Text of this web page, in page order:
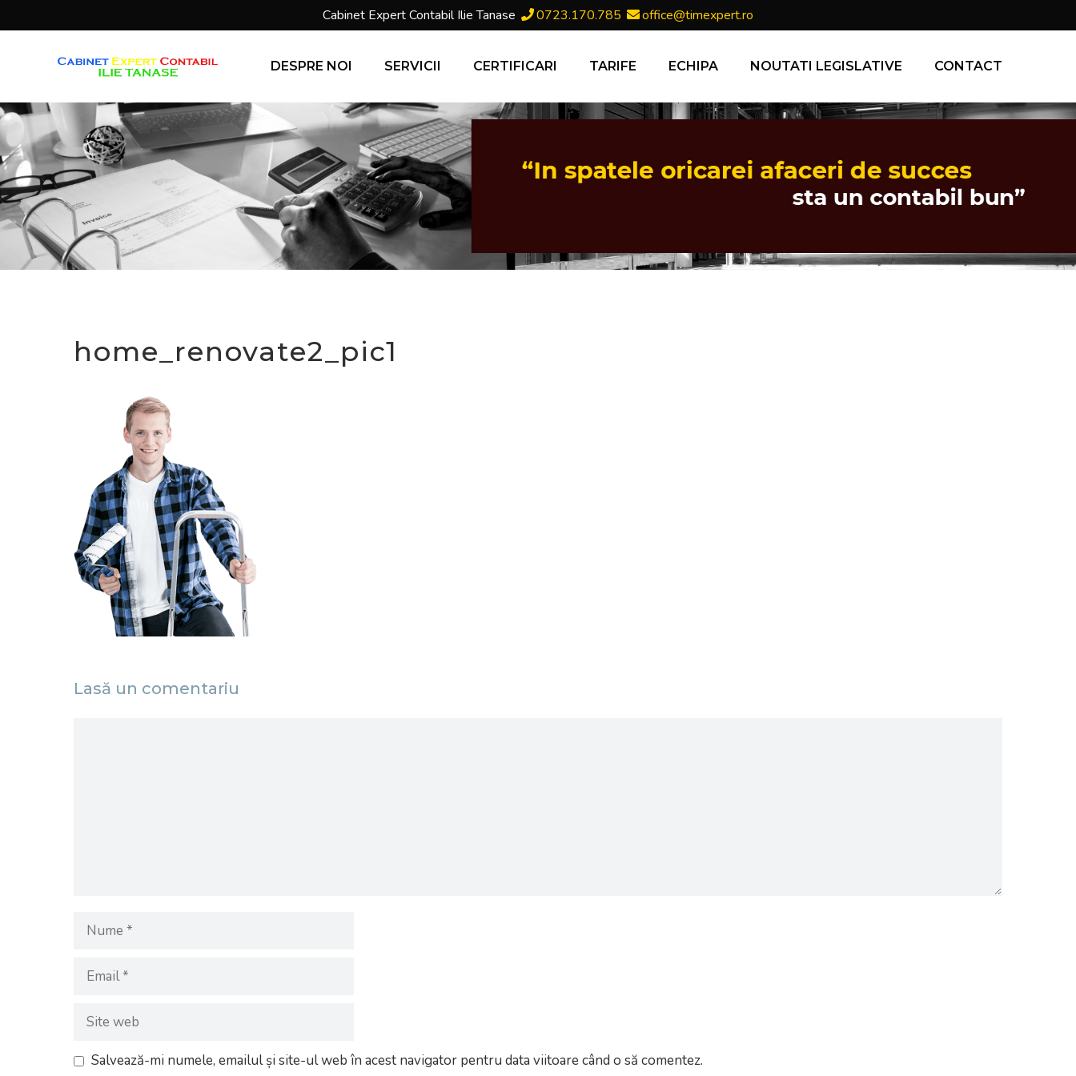
la
Cabinet Expert Contabil Ilie Tanase 0723.170.785 office@timexpert.ro
DESPRE NOI SERVICII CERTIFICARI TARIFE ECHIPA NOUTATI LEGISLATIVE CONTACT
home_renovate2_pic1
Lasă un comentariu
Nume
Email
Site
Salvează-mi numele, emailul și site-ul web în acest navigator pentru data viitoare când o să comentez.